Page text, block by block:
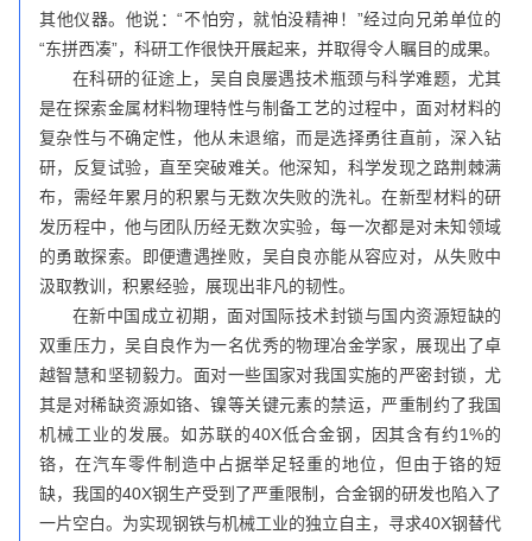
其他仪器。他说：“不怕穷，就怕没精神！”经过向兄弟单位的
“东拼西凑”，科研工作很快开展起来，并取得令人瞩目的成果。
在科研的征途上，吴自良屡遇技术瓶颈与科学难题，尤其
是在探索金属材料物理特性与制备工艺的过程中，面对材料的
复杂性与不确定性，他从未退缩，而是选择勇往直前，深入钻
研，反复试验，直至突破难关。他深知，科学发现之路荆棘满
布，需经年累月的积累与无数次失败的洗礼。在新型材料的研
发历程中，他与团队历经无数次实验，每一次都是对未知领域
的勇敢探索。即便遭遇挫败，吴自良亦能从容应对，从失败中
汲取教训，积累经验，展现出非凡的韧性。
在新中国成立初期，面对国际技术封锁与国内资源短缺的
双重压力，吴自良作为一名优秀的物理冶金学家，展现出了卓
越智慧和坚韧毅力。面对一些国家对我国实施的严密封锁，尤
其是对稀缺资源如铬、镍等关键元素的禁运，严重制约了我国
机械工业的发展。如苏联的40X低合金钢，因其含有约1%的
铬，在汽车零件制造中占据举足轻重的地位，但由于铬的短
缺，我国的40X钢生产受到了严重限制，合金钢的研发也陷入了
一片空白。为实现钢铁与机械工业的独立自主，寻求40X钢替代